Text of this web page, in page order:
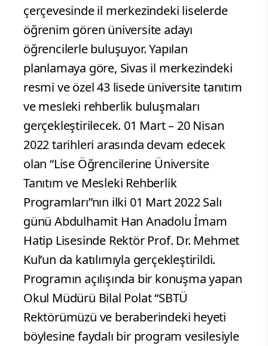
çerçevesinde il merkezindeki liselerde
öğrenim gören üniversite adayı
öğrencilerle buluşuyor. Yapılan
planlamaya göre, Sivas il merkezindeki
resmi ve özel 43 lisede üniversite tanıtım
ve mesleki rehberlik buluşmaları
gerçekleştirilecek. 01 Mart – 20 Nisan
2022 tarihleri arasında devam edecek
olan “Lise Öğrencilerine Üniversite
Tanıtım ve Mesleki Rehberlik
Programları”nın ilki 01 Mart 2022 Salı
günü Abdulhamit Han Anadolu İmam
Hatip Lisesinde Rektör Prof. Dr. Mehmet
Kul’un da katılımıyla gerçekleştirildi.
Programın açılışında bir konuşma yapan
Okul Müdürü Bilal Polat “SBTÜ
Rektörümüzü ve beraberindeki heyeti
böylesine faydalı bir program vesilesiyle